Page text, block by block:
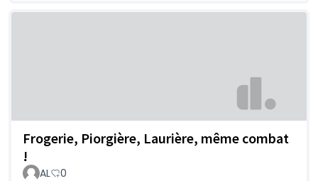
Frogerie, Piorgière, Laurière, même combat
!
AL 0